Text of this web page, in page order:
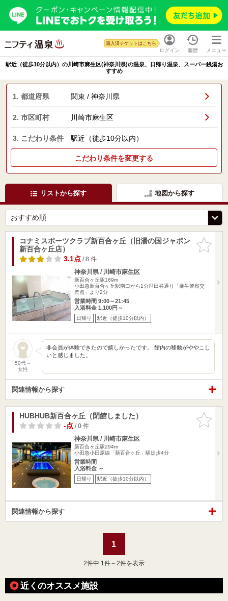
ログイン
購入済チケットはこちら
履歴 メニュー
駅近（徒歩10分以内）の川崎市麻生区(神奈川県)の温泉、日帰り温泉、スーパー銭湯お
すすめ
1. 都道府県 関東 / 神奈川県
2. 市区町村 川崎市麻生区
3. こだわり条件 駅近（徒歩10分以内）
こだわり条件を変更する
リストから探す 地図から探す
お気に入
りに追加
コナミスポーツクラブ新百合ヶ丘（旧湯の国ジャポン
新百合ヶ丘店）
3.1点/ 8 件
神奈川県 / 川崎市麻生区
新百合ヶ丘駅169m
小田急新百合ヶ丘駅南口から1分世田谷通り「麻生警察交
差点」より2分
営業時間 9:00～21:45
入浴料金 1,100円～
日帰り 駅近（徒歩10分以内）
50代～
女性
非会員が体験できたので嬉しかったです。 館内の移動がややこし
いと感じました。
関連情報から探す
お気に入
りに追加
HUBHUB新百合ヶ丘（閉館しました）
-点/ 0 件
神奈川県 / 川崎市麻生区
新百合ヶ丘駅294m
小田急小田原線「新百合ヶ丘」駅徒歩4分
営業時間
入浴料金 ～
日帰り 駅近（徒歩10分以内）
関連情報から探す
1
2件中 1件～2件を表示
近くのオススメ施設